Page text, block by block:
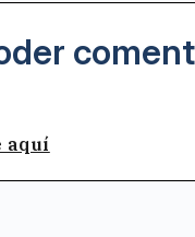
aquí